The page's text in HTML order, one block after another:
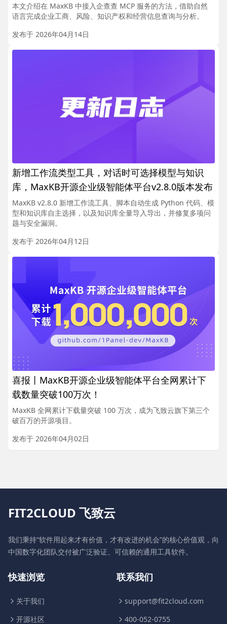
本文介绍在 MaxKB 中接入企查查 MCP 服务的方法，借助自然
语言完成企业工商、风险、知识产权和经营信息查询与分析。
发布于 2026年04月14日
新增工作流类型工具，对话时可选择模型与知识
库，MaxKB开源企业级智能体平台v2.8.0版本发布
MaxKB v2.8.0 新增工作流工具、脚本自动生成 Python 代码、模
型和知识库自主选择，以及知识库全量导入导出，并修复多项问
题与安全漏洞。
发布于 2026年04月12日
喜报丨MaxKB开源企业级智能体平台全网累计下
载数量突破100万次！
MaxKB 全网累计下载量突破 100 万次，成为飞致云旗下第三个
破百万的开源项目。
发布于 2026年04月02日
FIT2CLOUD 飞致云
我们秉持“软件用起来才有价值，才有改进的机会”的核心价值观，向
中国数字化团队交付被广泛验证、可信赖的通用工具软件。
快速浏览
关于我们
开源社区
联系我们
support@fit2cloud.com
400-052-0755